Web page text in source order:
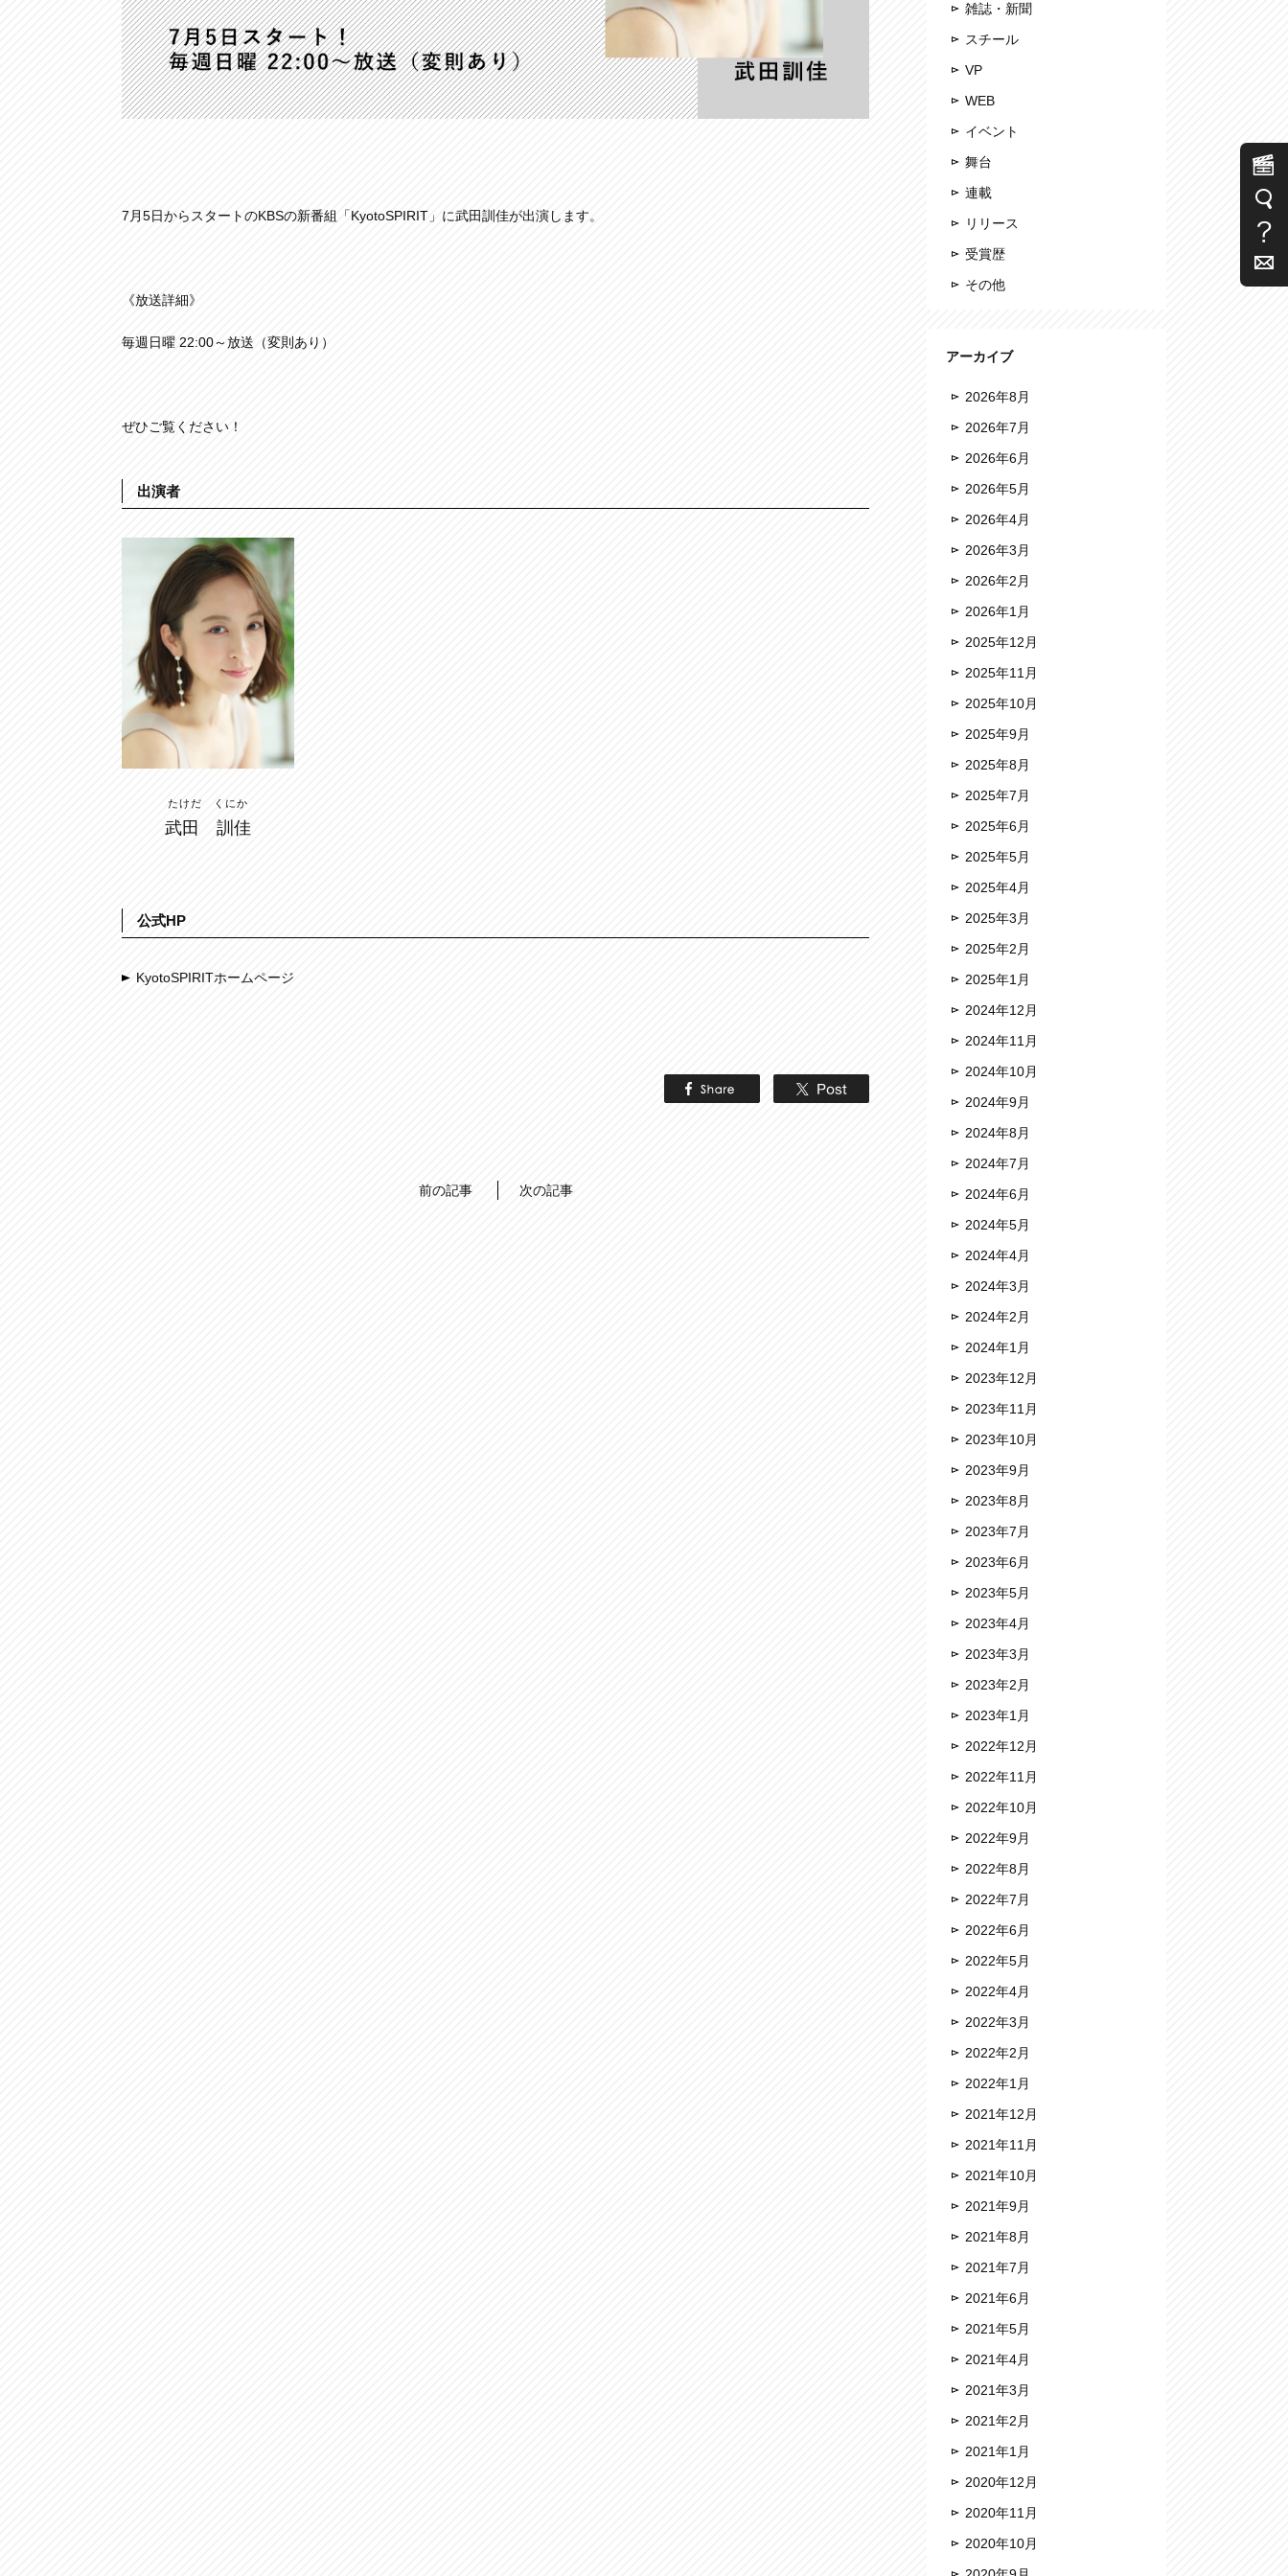
7月5日からスタートのKBSの新番組「KyotoSPIRIT」に武田訓佳が出演します。
《放送詳細》
毎週日曜 22:00～放送（変則あり）
ぜひご覧ください！
出演者
たけだ くにか
武田 訓佳
公式HP
KyotoSPIRITホームページ
前の記事 次の記事
雑誌・新聞
スチール
VP
WEB
イベント
舞台
連載
リリース
受賞歴
その他
アーカイブ
2026年8月
2026年7月
2026年6月
2026年5月
2026年4月
2026年3月
2026年2月
2026年1月
2025年12月
2025年11月
2025年10月
2025年9月
2025年8月
2025年7月
2025年6月
2025年5月
2025年4月
2025年3月
2025年2月
2025年1月
2024年12月
2024年11月
2024年10月
2024年9月
2024年8月
2024年7月
2024年6月
2024年5月
2024年4月
2024年3月
2024年2月
2024年1月
2023年12月
2023年11月
2023年10月
2023年9月
2023年8月
2023年7月
2023年6月
2023年5月
2023年4月
2023年3月
2023年2月
2023年1月
2022年12月
2022年11月
2022年10月
2022年9月
2022年8月
2022年7月
2022年6月
2022年5月
2022年4月
2022年3月
2022年2月
2022年1月
2021年12月
2021年11月
2021年10月
2021年9月
2021年8月
2021年7月
2021年6月
2021年5月
2021年4月
2021年3月
2021年2月
2021年1月
2020年12月
2020年11月
2020年10月